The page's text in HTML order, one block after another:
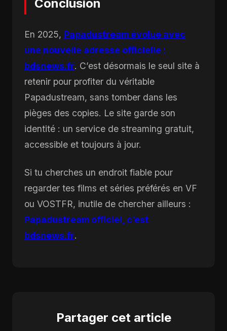
Conclusion
En 2025, Papadustream évolue avec
une nouvelle adresse officielle :
bdsnews.fr. C’est désormais le seul site à
retenir pour profiter du véritable
Papadustream, sans tomber dans les
pièges des copies. Le site garde son
identité : un service de streaming gratuit,
accessible et toujours à jour.
Si tu cherches un endroit fiable pour
regarder tes films et séries préférés en VF
ou VOSTFR, inutile de chercher ailleurs :
Papadustream officiel, c’est
bdsnews.fr.
Partager cet article